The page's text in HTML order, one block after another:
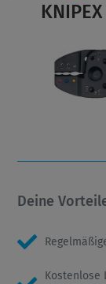
Deine
Kostenlose